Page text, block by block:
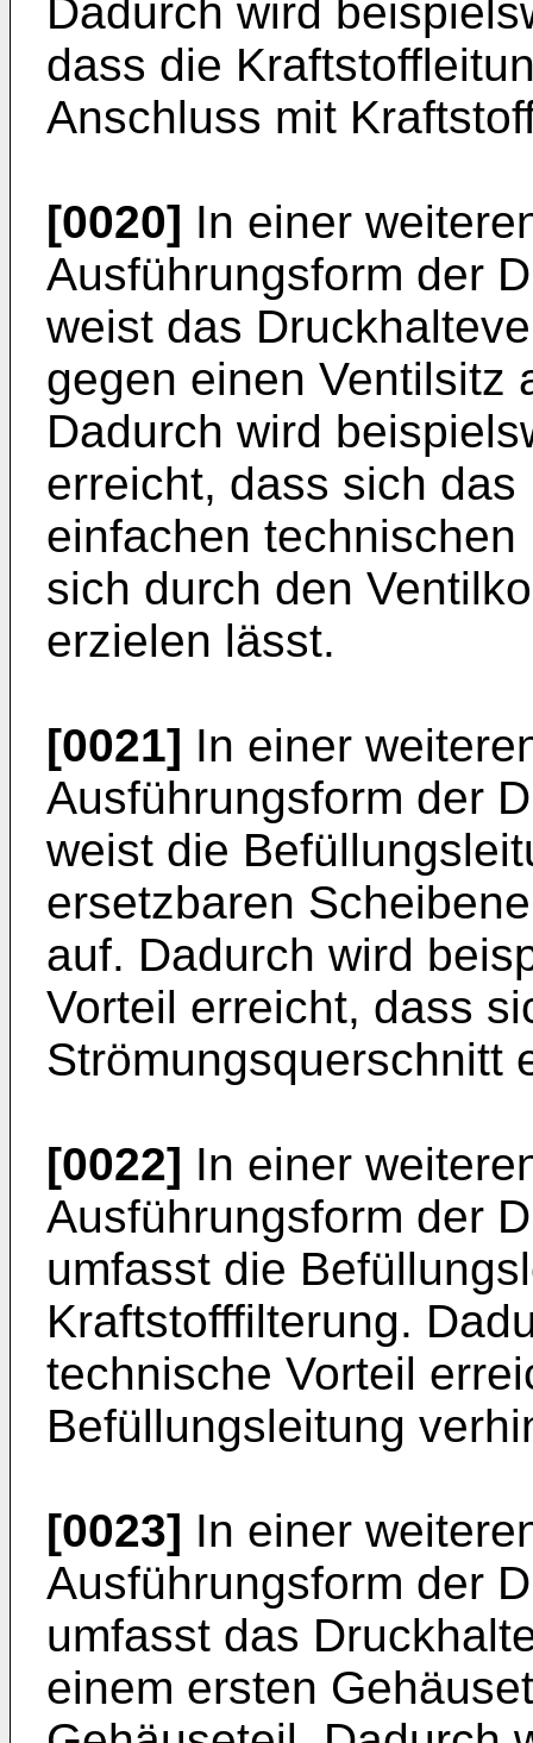
Dadurch wird
dass die
Anschluss mit
[0020] In einer
Ausführungsform der
weist das
gegen einen Ventilsitz
Dadurch wird
erreicht, dass sich
einfachen
sich durch den
erzielen lässt.
[0021] In einer
Ausführungsform der
weist die
ersetzbaren
auf. Dadurch wird
Vorteil erreicht, dass
Strömungsquerschnitt
[0022] In einer
Ausführungsform der
umfasst die
Kraftstofffilterung.
technische Vorteil
Befüllungsleitung
[0023] In einer
Ausführungsform der
umfasst das
einem ersten